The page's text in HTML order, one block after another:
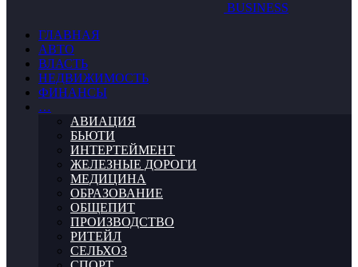
BUSINESS
ГЛАВНАЯ
АВТО
ВЛАСТЬ
НЕДВИЖИМОСТЬ
ФИНАНСЫ
…
АВИАЦИЯ
БЬЮТИ
ИНТЕРТЕЙМЕНТ
ЖЕЛЕЗНЫЕ ДОРОГИ
МЕДИЦИНА
ОБРАЗОВАНИЕ
ОБЩЕПИТ
ПРОИЗВОДСТВО
РИТЕЙЛ
СЕЛЬХОЗ